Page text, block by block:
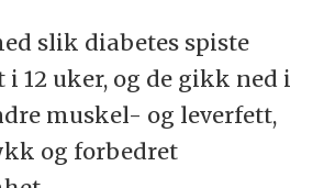
slik diabetes spiste
12 uker, og de gikk ned i
muskel- og leverfett,
og forbedret